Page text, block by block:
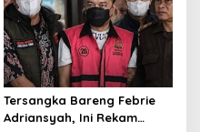
Tersangka Bareng Febrie
Adriansyah, Ini Rekam